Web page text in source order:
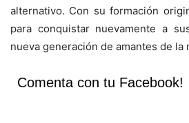
alternativo. Con su formación
para conquistar nuevamente a
nueva generación de amantes de la
Comenta con tu Facebook!